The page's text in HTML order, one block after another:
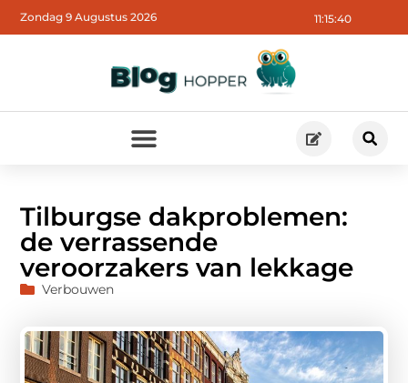
11:15:41
Zondag 9 Augustus 2026
Tilburgse dakproblemen:
de verrassende
veroorzakers van lekkage
Verbouwen